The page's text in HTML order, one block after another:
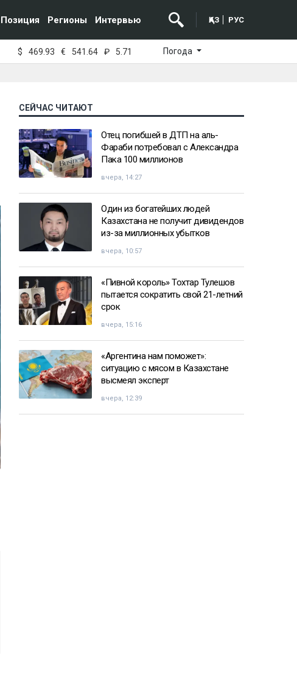
Позиция Регионы Интервью ҚАЗ РУС
$ 469.93 € 541.64 ₽ 5.71 Погода
СЕЙЧАС ЧИТАЮТ
Отец погибшей в ДТП на аль-
Фараби потребовал с Александра
Пака 100 миллионов
вчера, 14:27
Один из богатейших людей
Казахстана не получит дивидендов
из-за миллионных убытков
вчера, 10:57
«Пивной король» Тохтар Тулешов
пытается сократить свой 21-летний
срок
вчера, 15:16
«Аргентина нам поможет»:
ситуацию с мясом в Казахстане
высмеял эксперт
вчера, 12:39